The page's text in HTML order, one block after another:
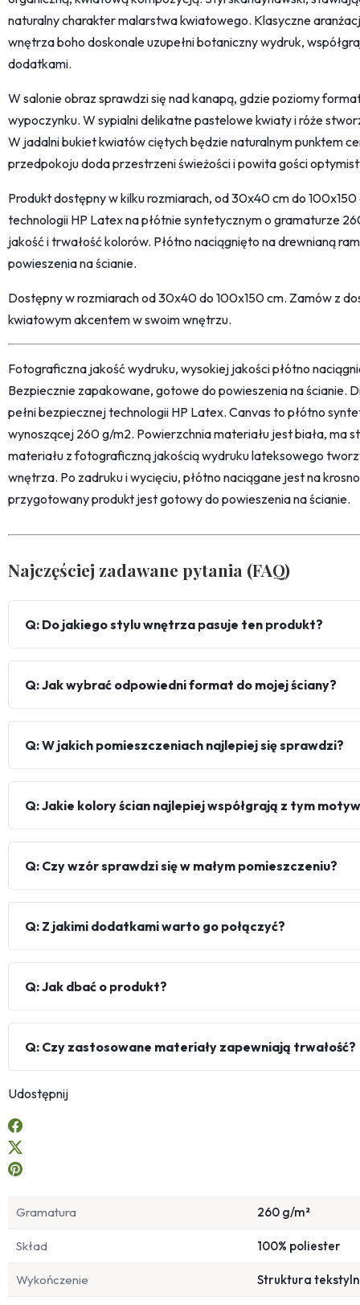
naturalny charakter malarstwa kwiatowego. Klasyczne
wnętrza boho doskonale uzupełni botaniczny wydruk,
dodatkami.
W salonie obraz sprawdzi się nad kanapą, gdzie poziomy
wypoczynku. W sypialni delikatne pastelowe kwiaty i róże
W jadalni bukiet kwiatów ciętych będzie naturalnym punktem
przedpokoju doda przestrzeni świeżości i powita gości
Produkt dostępny w kilku rozmiarach, od 30x40 cm do
technologii HP Latex na płótnie syntetycznym o gramaturze
jakość i trwałość kolorów. Płótno naciągnięto na drewnianą
powieszenia na ścianie.
Dostępny w rozmiarach od 30x40 do 100x150 cm. Zamów z
kwiatowym akcentem w swoim wnętrzu.
Fotograficzna jakość wydruku, wysokiej jakości płótno
Bezpiecznie zapakowane, gotowe do powieszenia na ścianie.
pełni bezpiecznej technologii HP Latex. Canvas to płótno
wynoszącej 260 g/m2. Powierzchnia materiału jest biała, ma
materiału z fotograficzną jakością wydruku lateksowego
wnętrza. Po zadruku i wycięciu, płótno naciągane jest na
przygotowany produkt jest gotowy do powieszenia na ścianie.
Najczęściej zadawane pytania (FAQ)
Q: Do jakiego stylu wnętrza pasuje ten produkt?
Q: Jak wybrać odpowiedni format do mojej ściany?
Q: W jakich pomieszczeniach najlepiej się sprawdzi?
Q: Jakie kolory ścian najlepiej współgrają z tym
Q: Czy wzór sprawdzi się w małym pomieszczeniu?
Q: Z jakimi dodatkami warto go połączyć?
Q: Jak dbać o produkt?
Q: Czy zastosowane materiały zapewniają trwałość?
Udostępnij
Gramatura 260 g/m²
Skład 100% poliester
Wykończenie Struktura